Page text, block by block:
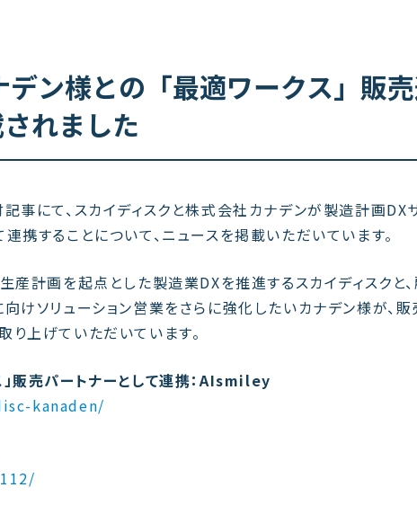
ン様との「最適ワークス」販
れました
事にて、スカイディスクと株式会社カナデンが製造計画DX
携することについて、ニュースを掲載いただいています。
産計画を起点とした製造業DXを推進するスカイディスクと
けソリューション営業をさらに強化したいカナデン様が、
り上げていただいています。
」販売パートナーとして連携：AIsmiley
kanaden/